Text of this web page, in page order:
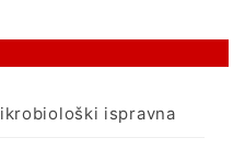
ispravna